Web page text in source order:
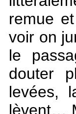
remue
voir on
le
douter
levées,
lèvent…